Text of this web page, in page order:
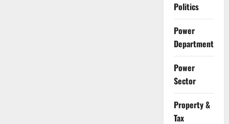
Politics
Power
Department
Power
Sector
Property &
Tax